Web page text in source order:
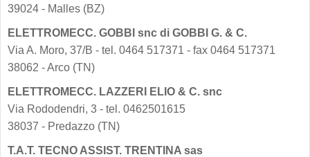
39024 - Malles (BZ)
ELETTROMECC. GOBBI snc di GOBBI G. & C.
Via A. Moro, 37/B - tel. 0464 517371 - fax 0464 517371
38062 - Arco (TN)
ELETTROMECC. LAZZERI ELIO & C. snc
Via Rododendri, 3 - tel. 0462501615
38037 - Predazzo (TN)
T.A.T. TECNO ASSIST. TRENTINA sas